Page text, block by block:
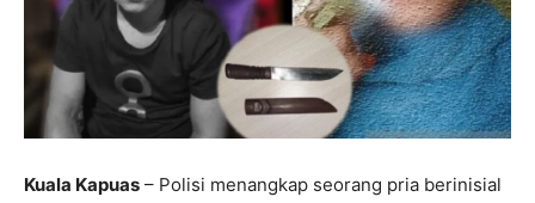
Kuala Kapuas – Polisi menangkap seorang pria berinisial